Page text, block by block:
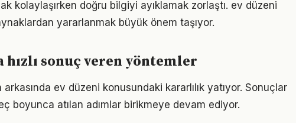
kolaylaşırken doğru bilgiyi ayıklamak zorlaştı. ev düzeni
yararlanmak büyük önem taşıyor.
hızlı sonuç veren yöntemler
ev düzeni konusundaki kararlılık yatıyor. Sonuçlar
boyunca atılan adımlar birikmeye devam ediyor.